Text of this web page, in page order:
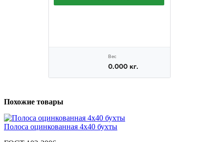
Похожие товары
Полоса оцинкованная 4х40 бухты